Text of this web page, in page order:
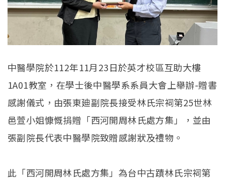
中醫學院於112年11月23日於英才校區互助大樓
1A01教室，在學士後中醫學系系員大會上舉辦-贈書
感謝儀式，由張東廸副院長接受林氏宗祠第25世林
邑萱小姐慷慨捐贈「西河開周林氏處方集」，並由
張副院長代表中醫學院致贈感謝狀及禮物。
此「西河開周林氏處方集」為台中古蹟林氏宗祠第